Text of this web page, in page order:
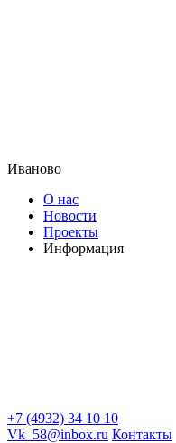
Иваново
О нас
Новости
Проекты
Информация
+7 (4932) 34 10 10
Vk_58@inbox.ru Контакты